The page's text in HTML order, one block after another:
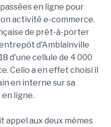
en ligne pour
activité e-commerce.
de prêt-à-porter
d'Amblainville
d'une cellule de 4 000
Celio a en effet choisi il
en interne sur sa
ligne.
appel aux deux mêmes